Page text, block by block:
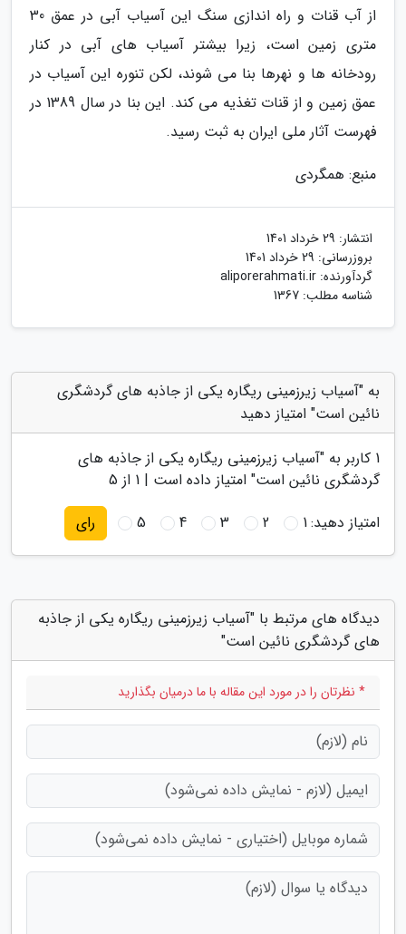
از آب قنات و راه اندازی سنگ این آسیاب آبی در عمق 30
متری زمین است، زیرا بیشتر آسیاب های آبی در کنار
رودخانه ها و نهرها بنا می شوند، لکن تنوره این آسیاب در
عمق زمین و از قنات تغذیه می کند. این بنا در سال 1389 در
فهرست آثار ملی ایران به ثبت رسید.
منبع: همگردی
انتشار: 29 خرداد 1401
بروزرسانی: 29 خرداد 1401
گردآورنده: aliporerahmati.ir
شناسه مطلب: 1367
به "آسیاب زیرزمینی ریگاره یکی از جاذبه های گردشگری
نائین است" امتیاز دهید
1 کاربر به "آسیاب زیرزمینی ریگاره یکی از جاذبه های
گردشگری نائین است" امتیاز داده است | 1 از 5
امتیاز دهید:1
2
3
4
5 رای
دیدگاه های مرتبط با "آسیاب زیرزمینی ریگاره یکی از جاذبه
های گردشگری نائین است"
* نظرتان را در مورد این مقاله با ما درمیان بگذارید